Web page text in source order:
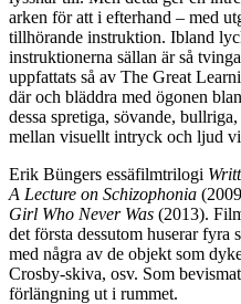
arken för att i efterhand – med
tillhörande instruktion. Ibland
instruktionerna sällan är så
uppfattats så av The Great
där och bläddra med ögonen
dessa spretiga, sövande,
mellan visuellt intryck och ljud
Erik Büngers essäfilmtrilogi
A Lecture on Schizophonia
Girl Who Never Was (2013).
det första dessutom huserar fyra
med några av de objekt som
Crosby-skiva, osv. Som
förlängning ut i rummet.